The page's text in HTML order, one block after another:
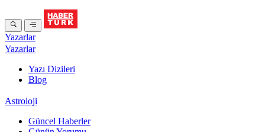
Yazarlar
Yazarlar
Yazı Dizileri
Blog
Astroloji
Güncel Haberler